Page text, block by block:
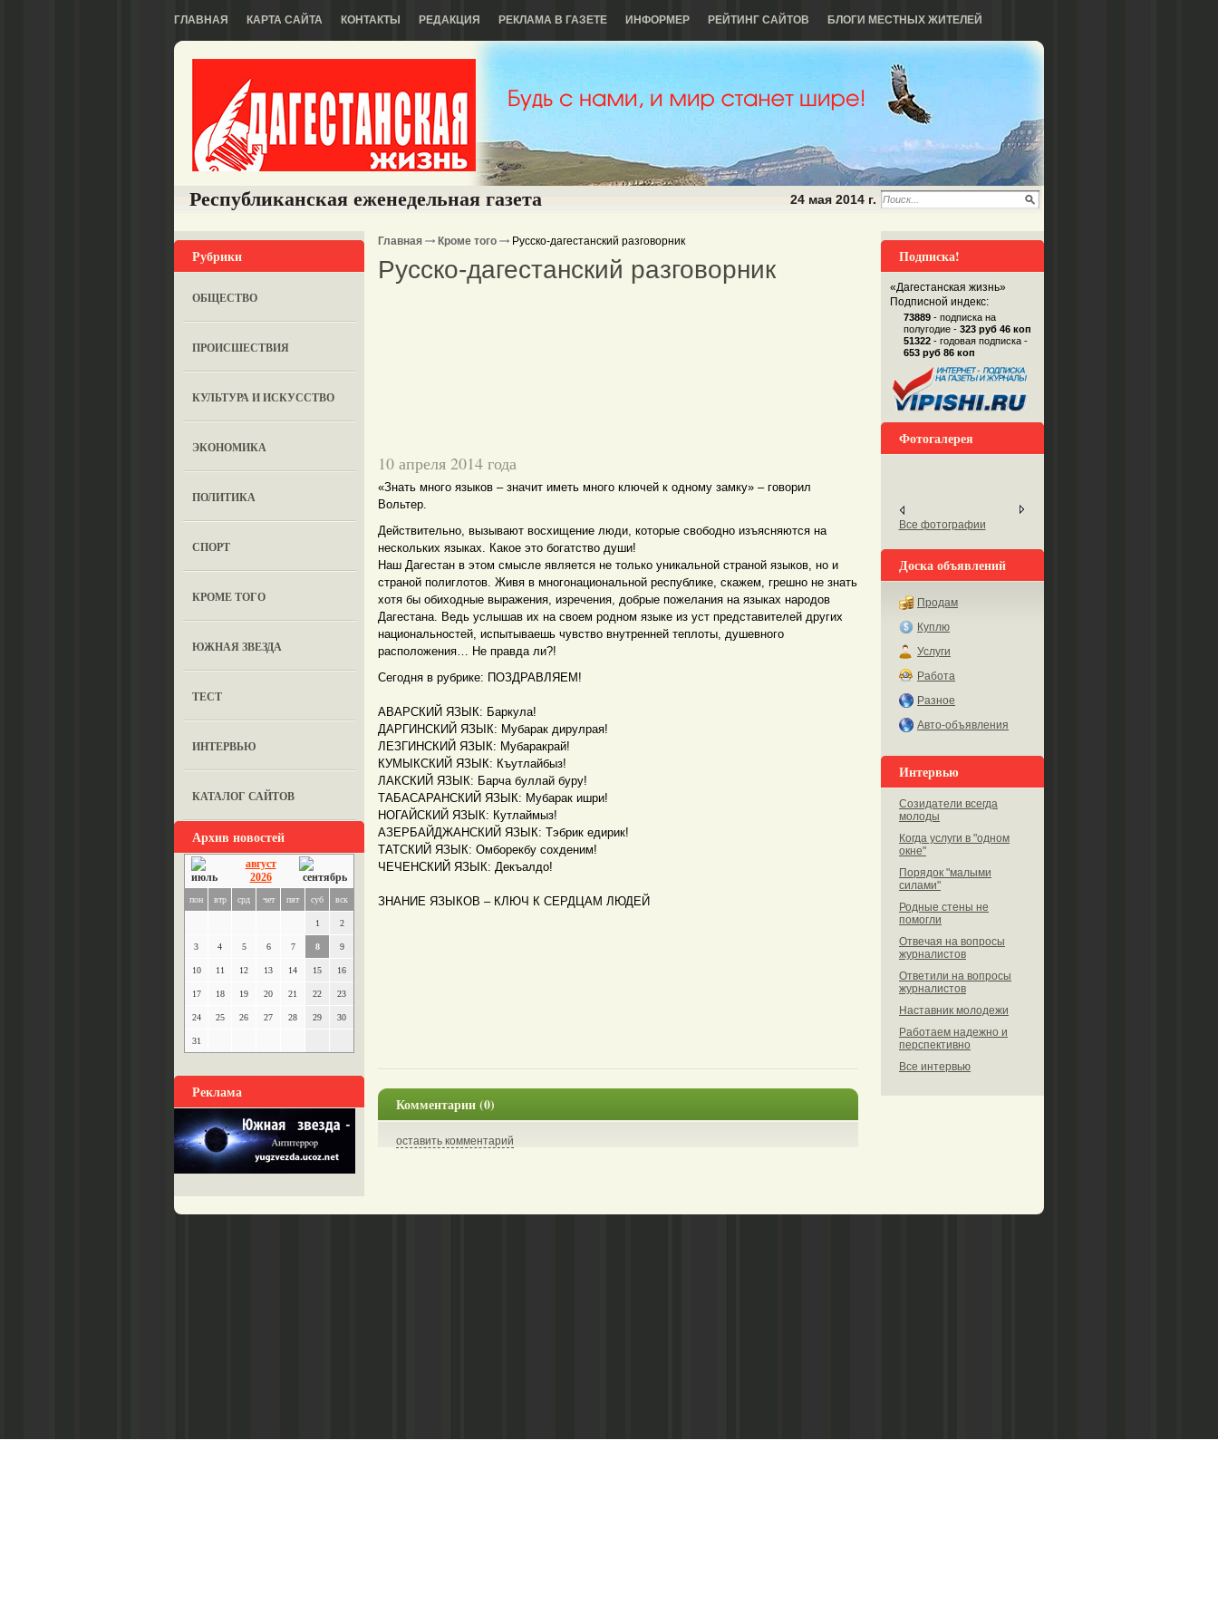
ГЛАВНАЯ КАРТА САЙТА КОНТАКТЫ РЕДАКЦИЯ РЕКЛАМА В ГАЗЕТЕ ИНФОРМЕР РЕЙТИНГ САЙТОВ БЛОГИ МЕСТНЫХ ЖИТЕЛЕЙ
Республиканская еженедельная газета 24 мая 2014 г.
Рубрики
ОБЩЕСТВО
ПРОИСШЕСТВИЯ
КУЛЬТУРА И ИСКУССТВО
ЭКОНОМИКА
ПОЛИТИКА
СПОРТ
КРОМЕ ТОГО
ЮЖНАЯ ЗВЕЗДА
ТЕСТ
ИНТЕРВЬЮ
КАТАЛОГ САЙТОВ
Архив новостей
август
2026
пон втр срд чет пят суб вск
1 2
3 4 5 6 7 8 9
10 11 12 13 14 15 16
17 18 19 20 21 22 23
24 25 26 27 28 29 30
31
Реклама
Главная Кроме того Русско-дагестанский разговорник
Русско-дагестанский разговорник
10 апреля 2014 года
«Знать много языков – значит иметь много ключей к одному замку» – говорил
Вольтер.
Действительно, вызывают восхищение люди, которые свободно изъясняются на
нескольких языках. Какое это богатство души!
Наш Дагестан в этом смысле является не только уникальной страной языков, но и
страной полиглотов. Живя в многонациональной республике, скажем, грешно не знать
хотя бы обиходные выражения, изречения, добрые пожелания на языках народов
Дагестана. Ведь услышав их на своем родном языке из уст представителей других
национальностей, испытываешь чувство внутренней теплоты, душевного
расположения… Не правда ли?!
Сегодня в рубрике: ПОЗДРАВЛЯЕМ!
АВАРСКИЙ ЯЗЫК: Баркула!
ДАРГИНСКИЙ ЯЗЫК: Мубарак дирулрая!
ЛЕЗГИНСКИЙ ЯЗЫК: Мубаракрай!
КУМЫКСКИЙ ЯЗЫК: Къутлайбыз!
ЛАКСКИЙ ЯЗЫК: Барча буллай буру!
ТАБАСАРАНСКИЙ ЯЗЫК: Мубарак ишри!
НОГАЙСКИЙ ЯЗЫК: Кутлаймыз!
АЗЕРБАЙДЖАНСКИЙ ЯЗЫК: Тэбрик едирик!
ТАТСКИЙ ЯЗЫК: Омборекбу сохденим!
ЧЕЧЕНСКИЙ ЯЗЫК: Декъалдо!
ЗНАНИЕ ЯЗЫКОВ – КЛЮЧ К СЕРДЦАМ ЛЮДЕЙ
Комментарии (0)
оставить комментарий
Подписка!
«Дагестанская жизнь»
Подписной индекс:
73889 - подписка на
полугодие - 323 руб 46 коп
51322 - годовая подписка -
653 руб 86 коп
Фотогалерея
Все фотографии
Доска объявлений
Продам
Куплю
Услуги
Работа
Разное
Авто-объявления
Интервью
Созидатели всегда
молоды
Когда услуги в "одном
окне"
Порядок "малыми
силами"
Родные стены не
помогли
Отвечая на вопросы
журналистов
Ответили на вопросы
журналистов
Наставник молодежи
Работаем надежно и
перспективно
Все интервью